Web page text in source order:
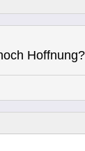
Hoffnung?